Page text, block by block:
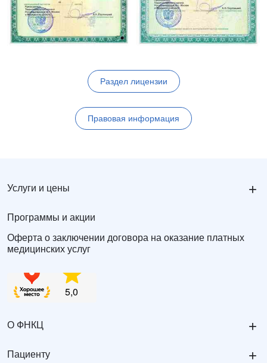
Раздел лицензии
Правовая информация
Услуги и цены +
Программы и акции
Оферта о заключении договора на оказание платных
медицинских услуг
О ФНКЦ +
Пациенту +